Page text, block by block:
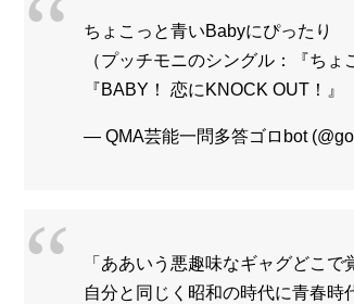
ちょこっと青いBabyにぴったり
（プッチモニのシングル：『ち
『BABY！ 恋にKNOCK OUT！』
— QMA芸能一問多答ゴロbot
「ああいう悪趣味なギャグどこ
自分と同じく昭和の時代に青春時